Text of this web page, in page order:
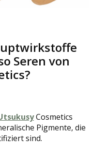
Seren von
Cosmetics
Pigmente, die
sind.